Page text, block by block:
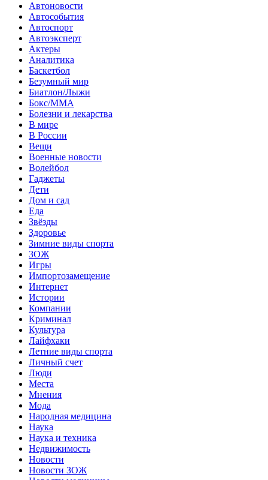
Автоновости
Автособытия
Автоспорт
Автоэксперт
Актеры
Аналитика
Баскетбол
Безумный мир
Биатлон/Лыжи
Бокс/MMA
Болезни и лекарства
В мире
В России
Вещи
Военные новости
Волейбол
Гаджеты
Дети
Дом и сад
Еда
Звёзды
Здоровье
Зимние виды спорта
ЗОЖ
Игры
Импортозамещение
Интернет
Истории
Компании
Криминал
Культура
Лайфхаки
Летние виды спорта
Личный счет
Люди
Места
Мнения
Мода
Народная медицина
Наука
Наука и техника
Недвижимость
Новости
Новости ЗОЖ